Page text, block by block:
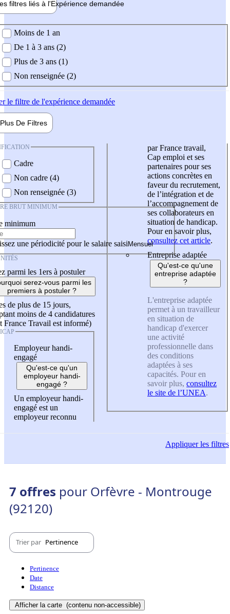
filtres liés à l'Expérience demandée
demandée
Moins de 1 an
De 1 à 3 ans (2)
Plus de 3 ans (1)
Non renseignée (2)
le filtre de l'expérience demandée
Plus De Filtres
Cadre
Non cadre (4)
Non renseignée (3)
BRUT MINIMUM
minimum
une périodicité pour le salaire saisi
parmi les 1ers à postuler
serez-vous parmi les
premiers à postuler ?
de plus de 15 jours,
moins de 4 candidatures
France Travail est informé)
Employeur handi-
engagé
Qu'est-ce qu'un
employeur handi-
engagé ?
Un employeur handi-
engagé est un
employeur reconnu
par France travail,
Cap emploi et ses
partenaires pour ses
actions concrètes en
faveur du recrutement,
de l’intégration et de
l’accompagnement de
ses collaborateurs en
situation de handicap.
Pour en savoir plus,
consultez cet article.
Entreprise adaptée
Qu'est-ce qu'une
entreprise adaptée
?
L'entreprise adaptée
permet à un travailleur
en situation de
handicap d'exercer
une activité
professionnelle dans
des conditions
adaptées à ses
capacités. Pour en
savoir plus, consultez
le site de l’UNEA.
Appliquerles filtres
7 offres pour Orfèvre - Montrouge
(92120)
Trier par Pertinence
Pertinence
Date
Distance
Afficher la carte (contenu non-accessible)